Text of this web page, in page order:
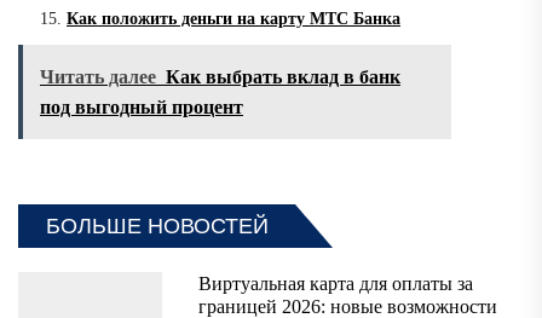
Как положить деньги на карту МТС Банка
Читать далее Как выбрать вклад в банк
под выгодный процент
БОЛЬШЕ НОВОСТЕЙ
Виртуальная карта для оплаты за
границей 2026: новые возможности